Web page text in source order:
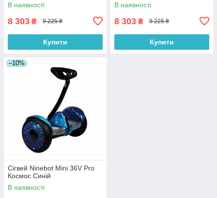
В наявності
8 303 ₴ 9 225 ₴
Купити
В наявності
8 303 ₴ 9 225 ₴
Купити
–10%
Сігвей Ninebot Mini 36V Pro
Космос Синій
В наявності